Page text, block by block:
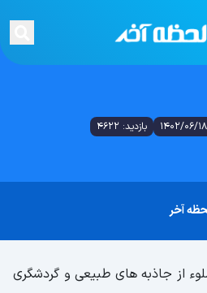
بازدید: 4622
آخر
از جاذبه های طبیعی و گردشگری